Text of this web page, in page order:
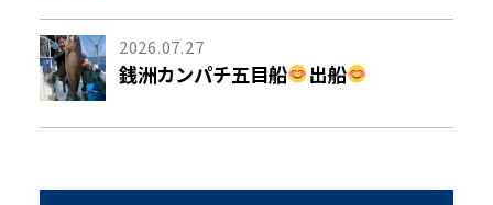
2026.07.27
銭洲カンパチ五目船 出船